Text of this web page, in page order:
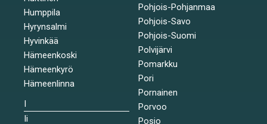
Humppila
Hyrynsalmi
Hyvinkää
Hämeenkoski
Hämeenkyrö
Hämeenlinna
I
Ii
Pohjois-Pohjanmaa
Pohjois-Savo
Pohjois-Suomi
Polvijärvi
Pomarkku
Pori
Pornainen
Porvoo
Posio